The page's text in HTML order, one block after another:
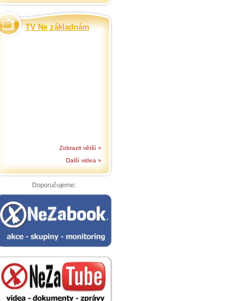
TV Ne základnám
Zobrazit větší »
Další videa »
Doporučujeme: